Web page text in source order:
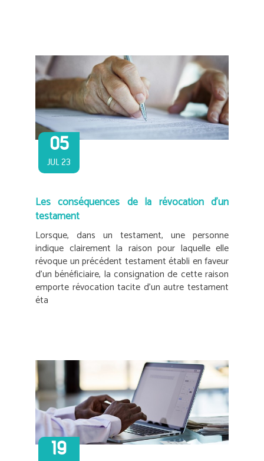
05
JUL 23
Les conséquences de la révocation d’un
testament
Lorsque, dans un testament, une personne
indique clairement la raison pour laquelle elle
révoque un précédent testament établi en faveur
d’un bénéficiaire, la consignation de cette raison
emporte révocation tacite d’un autre testament
éta
19